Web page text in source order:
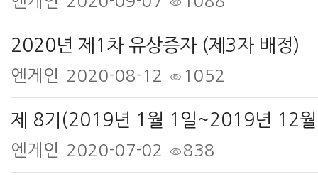
2020년 제1차 유상증자 (제3자 배정)
엔게인 2020-08-12 1052
제 8기(2019년 1월 1일~2019년 12월
엔게인 2020-07-02 838